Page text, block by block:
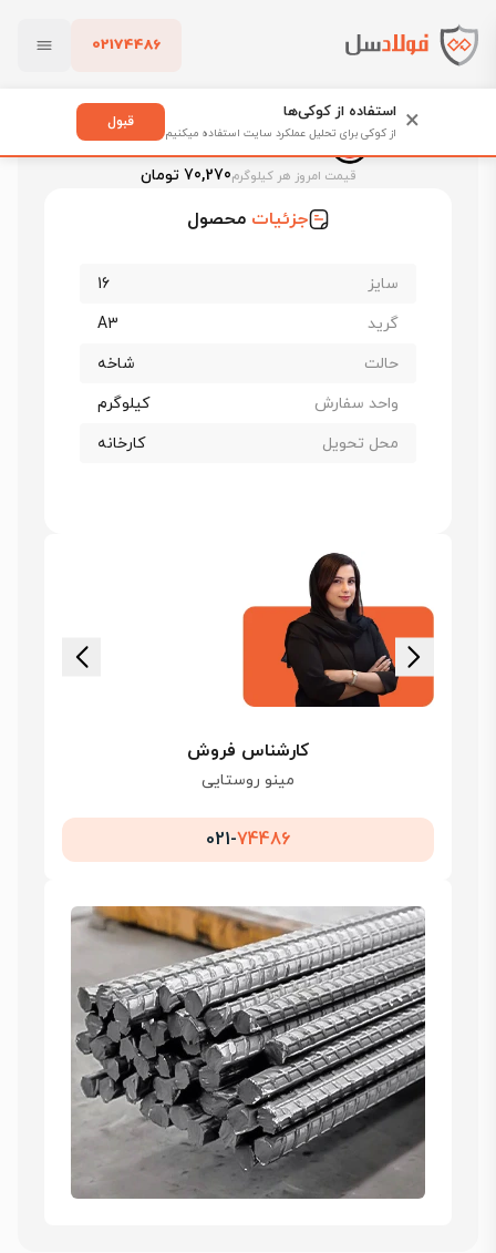
02174486
پاک کردن
فولادسل
قیمت میلگرد 16 راد همدان
قیمت امروز هر کیلوگرم70,270 تومان
جزئیات محصول
سایز
16
گرید
A3
حالت
شاخه
واحد سفارش
کیلوگرم
محل تحویل
کارخانه
کارشناس فروش
مینو روستایی
021-74486
× استفاده از کوکی‌ها
از کوکی برای تحلیل عملکرد سایت استفاده میکنیم
قبول